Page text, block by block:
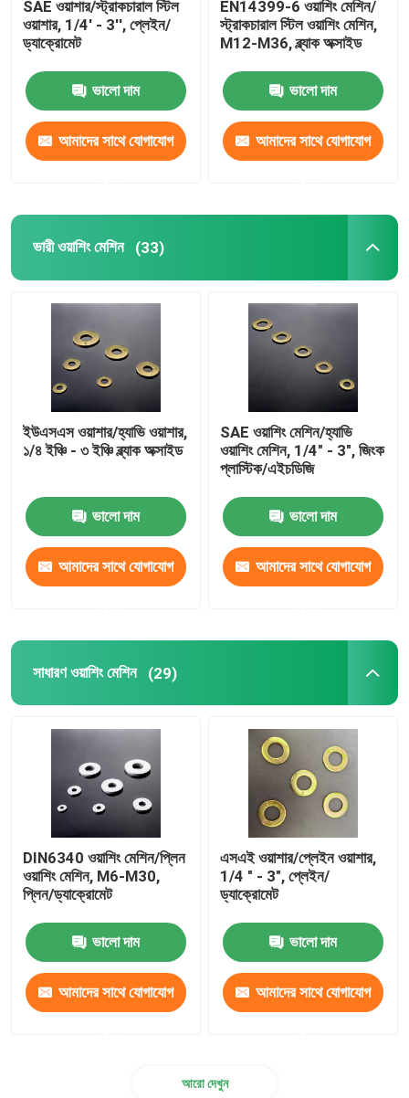
গরম ডুব গ্যালভানাইজড ওয়াশার
উচ্চ টেনসিল ওয়াশার
জিংকযুক্ত ওয়াশিং মেশিন
SAE ওয়াশার/স্ট্রাকচারাল স্টিল
ওয়াশার, 1/4' - 3'', প্লেইন/
ড্যাক্রোমেট
ভালো দাম
আমাদের সাথে যোগাযোগ
EN14399-6 ওয়াশিং মেশিন/
স্ট্রাকচারাল স্টিল ওয়াশিং মেশিন,
M12-M36, ব্ল্যাক অক্সাইড
ভালো দাম
আমাদের সাথে যোগাযোগ
ভারী ওয়াশিং মেশিন (33)
ইউএসএস ওয়াশার/হ্যাভি ওয়াশার,
১/৪ ইঞ্চি - ৩ ইঞ্চি ব্ল্যাক অক্সাইড
ভালো দাম
আমাদের সাথে যোগাযোগ
SAE ওয়াশিং মেশিন/হ্যাভি
ওয়াশিং মেশিন, 1/4" - 3", জিংক
প্লাস্টিক/এইচডিজি
ভালো দাম
আমাদের সাথে যোগাযোগ
সাধারণ ওয়াশিং মেশিন (29)
DIN6340 ওয়াশিং মেশিন/প্লিন
ওয়াশিং মেশিন, M6-M30,
প্লিন/ড্যাক্রোমেট
ভালো দাম
আমাদের সাথে যোগাযোগ
এসএই ওয়াশার/প্লেইন ওয়াশার,
1/4 " - 3", প্লেইন/
ড্যাক্রোমেট
ভালো দাম
আমাদের সাথে যোগাযোগ
আরো দেখুন